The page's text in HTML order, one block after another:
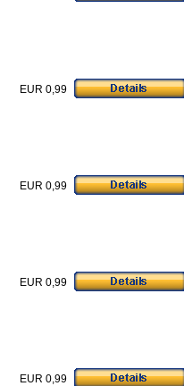
EUR 0,99
EUR 0,99
EUR 0,99
EUR 0,99